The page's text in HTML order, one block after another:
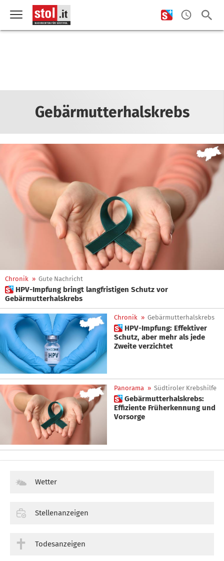
Gebärmutterhalskrebs
Chronik » Gute Nachricht
 HPV-Impfung bringt langfristigen Schutz vor
Gebärmutterhalskrebs
Chronik » Gebärmutterhalskrebs
 HPV-Impfung: Effektiver
Schutz, aber mehr als jede
Zweite verzichtet
Panorama » Südtiroler Krebshilfe
 Gebärmutterhalskrebs:
Effiziente Früherkennung und
Vorsorge
Wetter
Stellenanzeigen
Todesanzeigen